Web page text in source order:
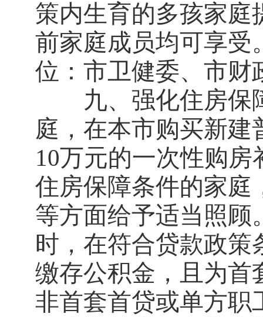
策内生育的多孩家庭
前家庭成员均可享受
位：市卫健委、市财
九、强化住房保障
庭，在本市购买新建
10万元的一次性购
住房保障条件的家庭
等方面给予适当照顾
时，在符合贷款政策
缴存公积金，且为首
非首套首贷或单方职